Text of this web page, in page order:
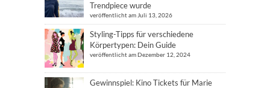
Trendpiece wurde
veröffentlicht am Juli 13, 2026
Styling-Tipps für verschiedene
Körpertypen: Dein Guide
veröffentlicht am Dezember 12, 2024
Gewinnspiel: Kino Tickets für Marie